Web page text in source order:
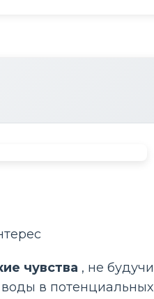
чувства , не будучи
в потенциальных